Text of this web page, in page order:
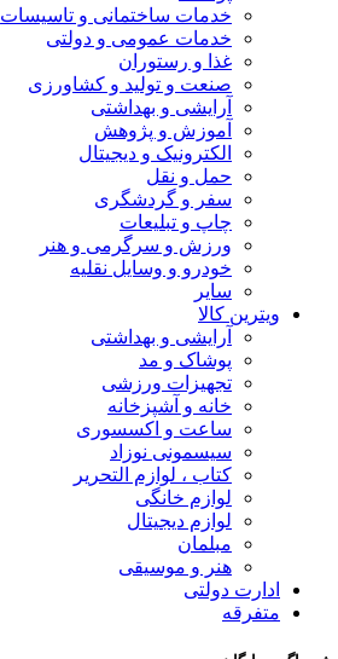
خدمات ساختمانی و تاسیسات
خدمات عمومی و دولتی
غذا و رستوران
صنعت و تولید و کشاورزی
آرایشی و بهداشتی
آموزش و پژوهش
الکترونیک و دیجیتال
حمل و نقل
سفر و گردشگری
چاپ و تبلیعات
ورزش و سرگرمی و هنر
خودرو و وسایل نقلیه
سایر
ویترین کالا
آرایشی و بهداشتی
پوشاک و مد
تجهیزات ورزشی
خانه و آشپزخانه
ساعت و اکسسوری
سیسمونی نوزاد
کتاب ، لوازم التحریر
لوازم خانگی
لوازم دیجیتال
مبلمان
هنر و موسیقی
ادارت دولتی
متفرقه